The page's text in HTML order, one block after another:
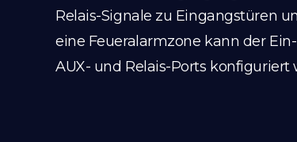
Relais-Signale zu Eingangstüren
eine Feueralarmzone kann der
AUX- und Relais-Ports konfiguriert